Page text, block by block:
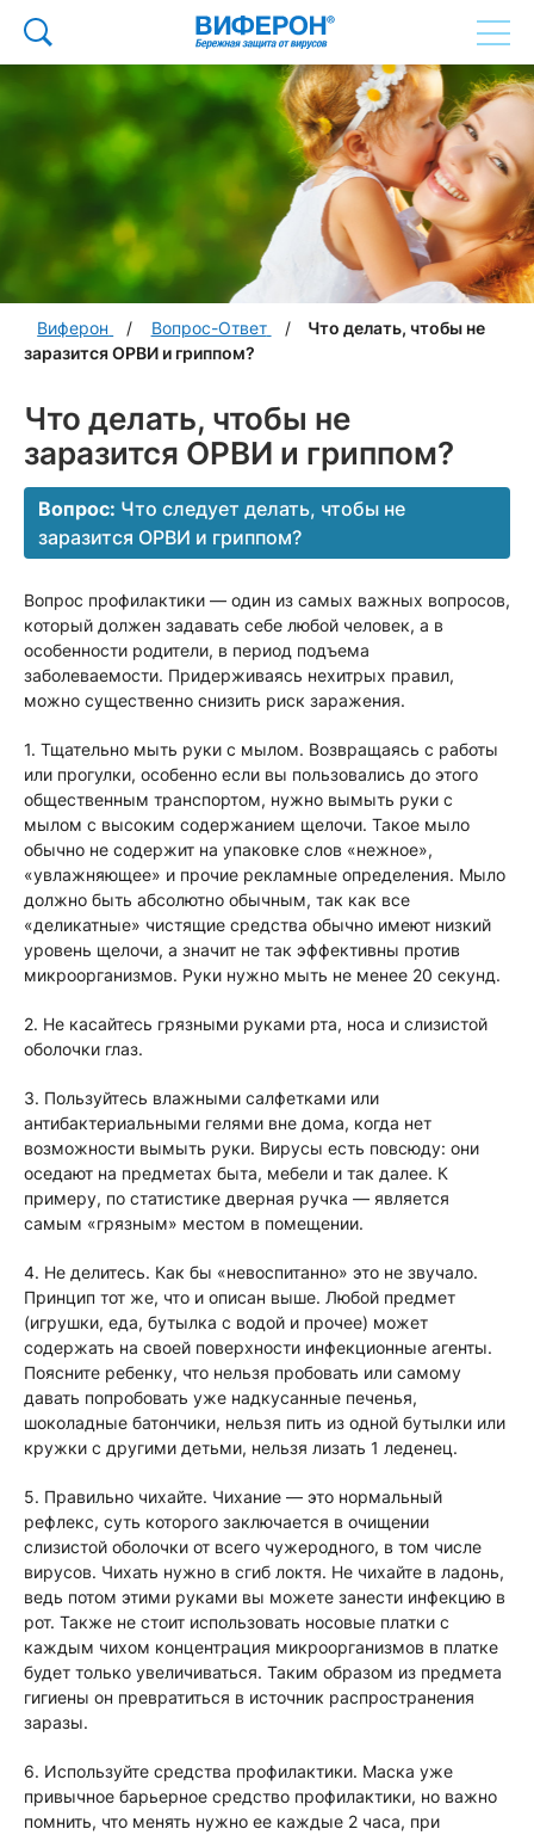
Виферон Вопрос-Ответ
Что делать, чтобы не
заразится ОРВИ и гриппом?
Что делать, чтобы не
заразится ОРВИ и гриппом?
Вопрос: Что следует делать, чтобы не
заразится ОРВИ и гриппом?
Вопрос профилактики — один из самых важных вопросов,
который должен задавать себе любой человек, а в
особенности родители, в период подъема
заболеваемости. Придерживаясь нехитрых правил,
можно существенно снизить риск заражения.
1. Тщательно мыть руки с мылом. Возвращаясь с работы
или прогулки, особенно если вы пользовались до этого
общественным транспортом, нужно вымыть руки с
мылом с высоким содержанием щелочи. Такое мыло
обычно не содержит на упаковке слов «нежное»,
«увлажняющее» и прочие рекламные определения. Мыло
должно быть абсолютно обычным, так как все
«деликатные» чистящие средства обычно имеют низкий
уровень щелочи, а значит не так эффективны против
микроорганизмов. Руки нужно мыть не менее 20 секунд.
2. Не касайтесь грязными руками рта, носа и слизистой
оболочки глаз.
3. Пользуйтесь влажными салфетками или
антибактериальными гелями вне дома, когда нет
возможности вымыть руки. Вирусы есть повсюду: они
оседают на предметах быта, мебели и так далее. К
примеру, по статистике дверная ручка — является
самым «грязным» местом в помещении.
4. Не делитесь. Как бы «невоспитанно» это не звучало.
Принцип тот же, что и описан выше. Любой предмет
(игрушки, еда, бутылка с водой и прочее) может
содержать на своей поверхности инфекционные агенты.
Поясните ребенку, что нельзя пробовать или самому
давать попробовать уже надкусанные печенья,
шоколадные батончики, нельзя пить из одной бутылки или
кружки с другими детьми, нельзя лизать 1 леденец.
5. Правильно чихайте. Чихание — это нормальный
рефлекс, суть которого заключается в очищении
слизистой оболочки от всего чужеродного, в том числе
вирусов. Чихать нужно в сгиб локтя. Не чихайте в ладонь,
ведь потом этими руками вы можете занести инфекцию в
рот. Также не стоит использовать носовые платки с
каждым чихом концентрация микроорганизмов в платке
будет только увеличиваться. Таким образом из предмета
гигиены он превратиться в источник распространения
заразы.
6. Используйте средства профилактики. Маска уже
привычное барьерное средство профилактики, но важно
помнить, что менять нужно ее каждые 2 часа, при